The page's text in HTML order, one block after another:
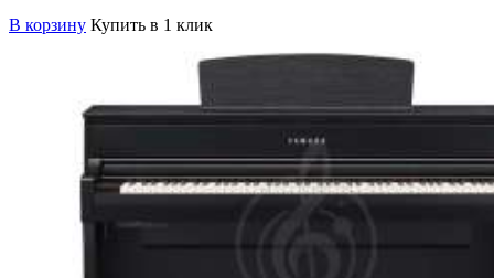
В корзину Купить в 1 клик